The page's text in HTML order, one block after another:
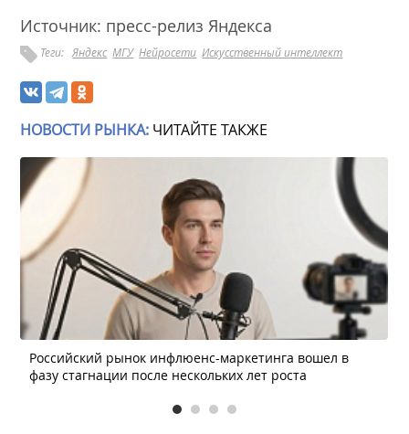
Источник: пресс-релиз Яндекса
Теги: Яндекс МГУ Нейросети Искусственный интеллект
НОВОСТИ РЫНКА: ЧИТАЙТЕ ТАКЖЕ
Российский рынок инфлюенс-маркетинга вошел в
фазу стагнации после нескольких лет роста